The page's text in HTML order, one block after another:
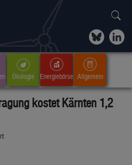
Ökologie Energiebörse Allgemein
kostet Kärnten 1,2